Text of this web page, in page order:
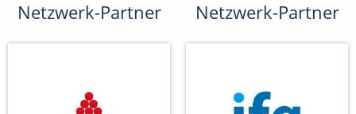
Netzwerk-Partner Netzwerk-Partner